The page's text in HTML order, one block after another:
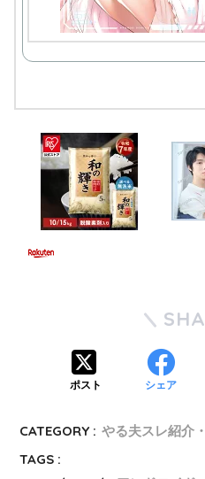
ばれるようで
【R-18】やる
やる夫のロリ
やる夫のロリ
やる夫のさく
もの
やる夫は事業
ポスト シェア
CATEGORY : やる夫スレ紹介
TAGS :